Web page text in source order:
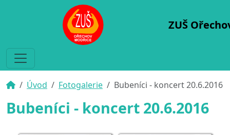
ZUŠ
Úvod Fotogalerie Bubeníci - koncert 20.6.2016
Bubeníci - koncert 20.6.2016